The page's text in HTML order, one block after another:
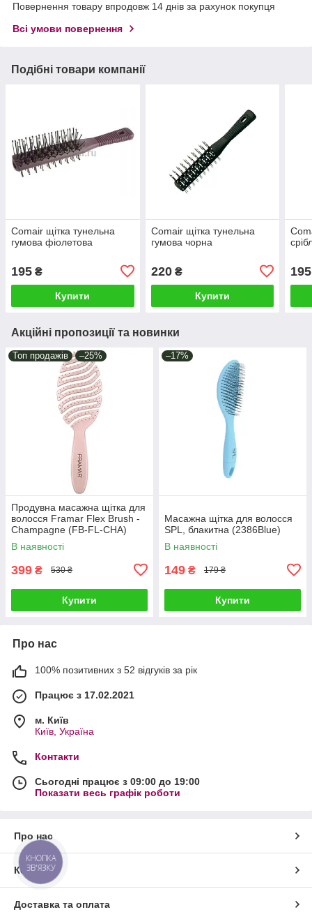
Повернення товару впродовж 14 днів за рахунок покупця
Всі умови повернення
Подібні товари компанії
Comair щітка тунельна
гумова фіолетова
195 ₴
Купити
Comair щітка тунельна
гумова чорна
220₴
Купити
195
Акційні пропозиції та новинки
Топ продажів –25%
Продувна масажна щітка для
волосся Framar Flex Brush -
Champagne (FB-FL-CHA)
В наявності
399 ₴ 530 ₴
Купити
–17%
Масажна щітка для волосся
SPL, блакитна (2386Blue)
В наявності
149 ₴ 179 ₴
Купити
Про нас
100% позитивних з 52 відгуків за рік
Працює з 17.02.2021
м. Київ
Київ, Україна
Контакти
Сьогодні працює з 09:00 до 19:00
Показати весь графік роботи
Про нас
Контакти
Доставка та оплата
КНОПКА
ЗВ'ЯЗКУ